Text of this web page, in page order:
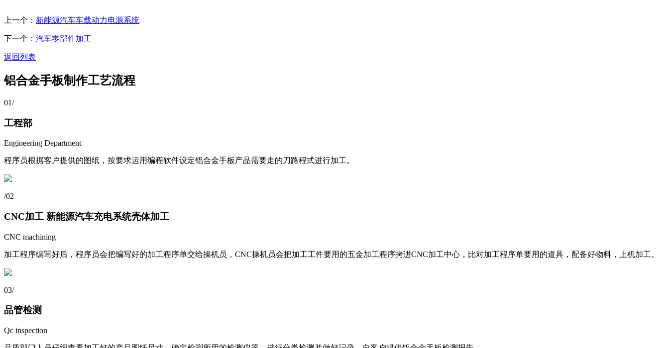
上一个： 新能源汽车车载动力电源系统
下一个： 汽车零部件加工
返回列表
铝合金手板制作工艺流程
01/
工程部
Engineering Department
程序员根据客户提供的图纸，按要求运用编程软件设定铝合金手板产品需要走的刀路程式进行加工。
/02
CNC加工 新能源汽车充电系统壳体加工
CNC machining
加工程序编写好后，程序员会把编写好的加工程序单交给操机员，CNC操机员会把加工工件要用的五金加工程序拷进CNC加工中心，比对加工程序单要用的道具，配备好物料，上机加工。
03/
品管检测
Qc inspection